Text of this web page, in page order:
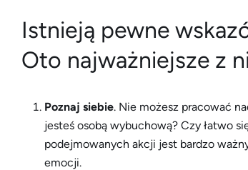
Istnieją pewne
Oto najważniejsze z
Poznaj siebie. Nie możesz pracować
jesteś osobą wybuchową? Czy łatwo
podejmowanych akcji jest bardzo
emocji.